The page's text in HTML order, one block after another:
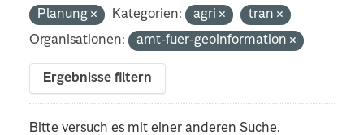
Planung
Kategorien: agri
tran
Organisationen:
amt-fuer-geoinformation
Ergebnisse filtern
Bitte versuch es mit einer anderen Suche.